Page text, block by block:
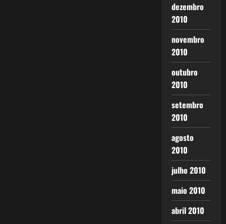
dezembro
2010
novembro
2010
outubro
2010
setembro
2010
agosto
2010
julho 2010
maio 2010
abril 2010